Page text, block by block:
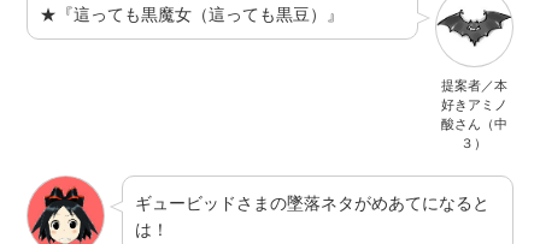
提案者／本
好きアミノ
酸さん（中
３）
★『這っても黒魔女（這っても黒豆）』
ギュービッドさまの墜落ネタがめあてになると
は！